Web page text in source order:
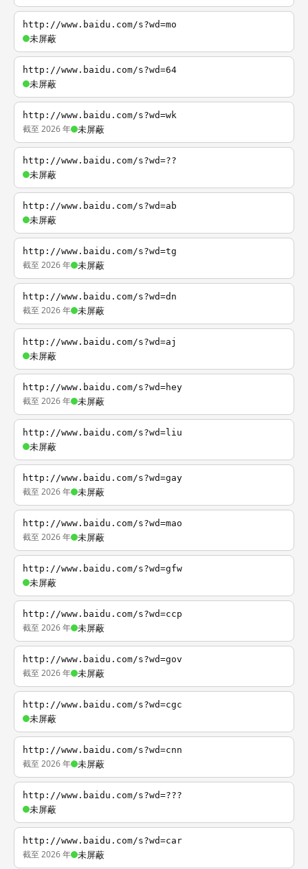
http://www.baidu.com/s?wd=mo
未屏蔽
http://www.baidu.com/s?wd=64
未屏蔽
http://www.baidu.com/s?wd=wk
截至 2026 年 未屏蔽
http://www.baidu.com/s?wd=??
未屏蔽
http://www.baidu.com/s?wd=ab
未屏蔽
http://www.baidu.com/s?wd=tg
截至 2026 年 未屏蔽
http://www.baidu.com/s?wd=dn
截至 2026 年 未屏蔽
http://www.baidu.com/s?wd=aj
未屏蔽
http://www.baidu.com/s?wd=hey
截至 2026 年 未屏蔽
http://www.baidu.com/s?wd=liu
未屏蔽
http://www.baidu.com/s?wd=gay
截至 2026 年 未屏蔽
http://www.baidu.com/s?wd=mao
截至 2026 年 未屏蔽
http://www.baidu.com/s?wd=gfw
未屏蔽
http://www.baidu.com/s?wd=ccp
截至 2026 年 未屏蔽
http://www.baidu.com/s?wd=gov
截至 2026 年 未屏蔽
http://www.baidu.com/s?wd=cgc
未屏蔽
http://www.baidu.com/s?wd=cnn
截至 2026 年 未屏蔽
http://www.baidu.com/s?wd=???
未屏蔽
http://www.baidu.com/s?wd=car
截至 2026 年 未屏蔽